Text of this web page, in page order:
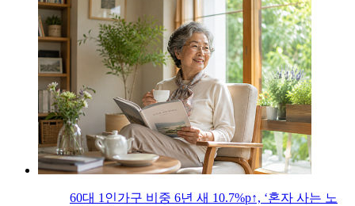
60대 1인가구 비중 6년 새 10.7%p↑, ‘혼자 사는 노